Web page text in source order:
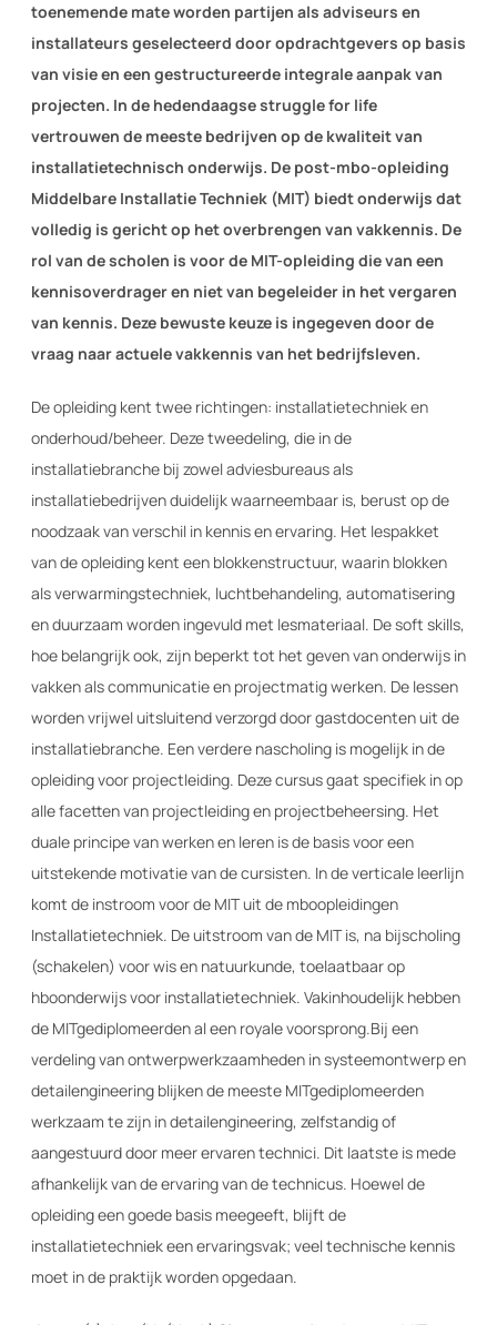
toenemende mate worden partijen als adviseurs en
installateurs geselecteerd door opdrachtgevers op basis
van visie en een gestructureerde integrale aanpak van
projecten. In de hedendaagse struggle for life
vertrouwen de meeste bedrijven op de kwaliteit van
installatietechnisch onderwijs. De post-mbo-opleiding
Middelbare Installatie Techniek (MIT) biedt onderwijs dat
volledig is gericht op het overbrengen van vakkennis. De
rol van de scholen is voor de MIT-opleiding die van een
kennisoverdrager en niet van begeleider in het vergaren
van kennis. Deze bewuste keuze is ingegeven door de
vraag naar actuele vakkennis van het bedrijfsleven.
De opleiding kent twee richtingen: installatietechniek en
onderhoud/beheer. Deze tweedeling, die in de
installatiebranche bij zowel adviesbureaus als
installatiebedrijven duidelijk waarneembaar is, berust op de
noodzaak van verschil in kennis en ervaring. Het lespakket
van de opleiding kent een blokkenstructuur, waarin blokken
als verwarmingstechniek, luchtbehandeling, automatisering
en duurzaam worden ingevuld met lesmateriaal. De soft skills,
hoe belangrijk ook, zijn beperkt tot het geven van onderwijs in
vakken als communicatie en projectmatig werken. De lessen
worden vrijwel uitsluitend verzorgd door gastdocenten uit de
installatiebranche. Een verdere nascholing is mogelijk in de
opleiding voor projectleiding. Deze cursus gaat specifiek in op
alle facetten van projectleiding en projectbeheersing. Het
duale principe van werken en leren is de basis voor een
uitstekende motivatie van de cursisten. In de verticale leerlijn
komt de instroom voor de MIT uit de mboopleidingen
Installatietechniek. De uitstroom van de MIT is, na bijscholing
(schakelen) voor wis en natuurkunde, toelaatbaar op
hboonderwijs voor installatietechniek. Vakinhoudelijk hebben
de MITgediplomeerden al een royale voorsprong.Bij een
verdeling van ontwerpwerkzaamheden in systeemontwerp en
detailengineering blijken de meeste MITgediplomeerden
werkzaam te zijn in detailengineering, zelfstandig of
aangestuurd door meer ervaren technici. Dit laatste is mede
afhankelijk van de ervaring van de technicus. Hoewel de
opleiding een goede basis meegeeft, blijft de
installatietechniek een ervaringsvak; veel technische kennis
moet in de praktijk worden opgedaan.